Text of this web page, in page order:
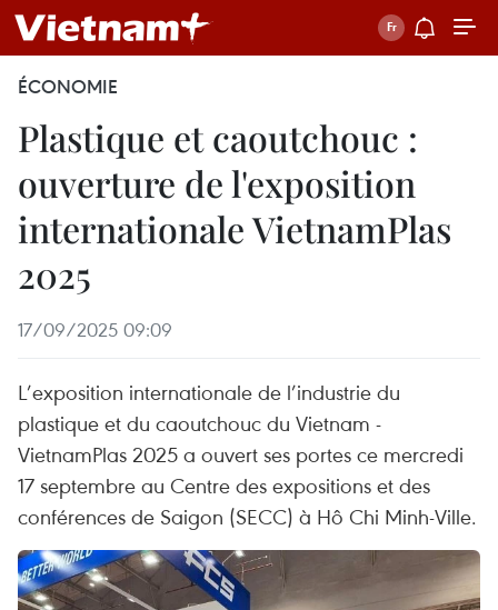
ÉCONOMIE
Plastique et caoutchouc :
ouverture de l'exposition
internationale VietnamPlas
2025
17/09/2025 09:09
L’exposition internationale de l’industrie du
plastique et du caoutchouc du Vietnam -
VietnamPlas 2025 a ouvert ses portes ce mercredi
17 septembre au Centre des expositions et des
conférences de Saigon (SECC) à Hô Chi Minh-Ville.